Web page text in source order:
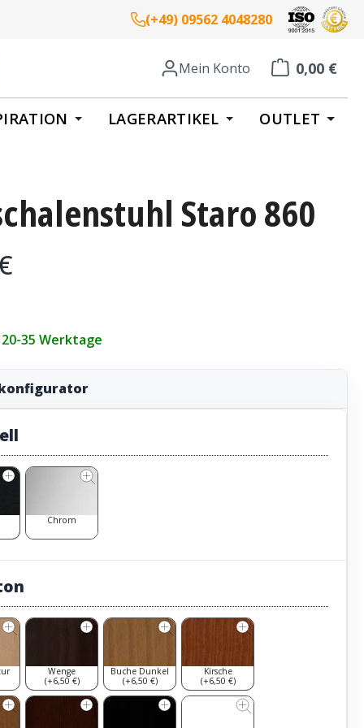
(+49) 09562 4048280
Mein Konto 0,00 €
Warenkorb
LAGERARTIKEL OUTLET
Staro 860
35 Werktage
Chrom
Wenge
(+6,50 €)
Buche Dunkel
(+6,50 €)
Kirsche
(+6,50 €)